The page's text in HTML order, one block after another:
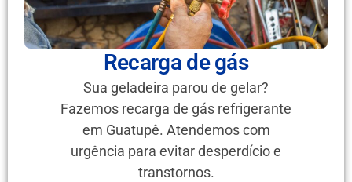
Recarga de gás
Sua geladeira parou de gelar?
Fazemos recarga de gás refrigerante
em Guatupê. Atendemos com
urgência para evitar desperdício e
transtornos.